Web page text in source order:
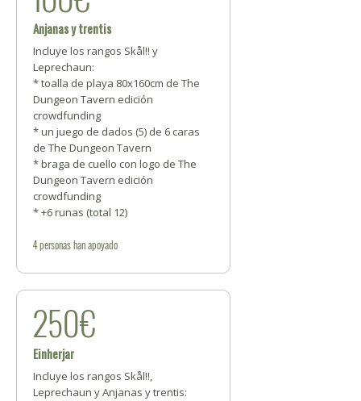
Anjanas y trentis
Incluye los rangos Skål!! y
Leprechaun:
* toalla de playa 80x160cm de The
Dungeon Tavern edición
crowdfunding
* un juego de dados (5) de 6 caras
de The Dungeon Tavern
* braga de cuello con logo de The
Dungeon Tavern edición
crowdfunding
* +6 runas (total 12)
4personashan apoyado
250€
Einherjar
Incluye los rangos Skål!!,
Leprechaun y Anjanas y trentis: